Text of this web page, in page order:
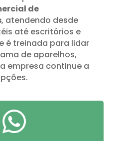
de
, atendendo desde
até escritórios e
é treinada para lidar
de aparelhos,
empresa continue a
